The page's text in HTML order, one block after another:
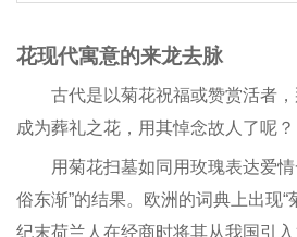
花现代寓意的来龙去脉
古代是以菊花祝福或赞赏活者
成为葬礼之花，用其悼念故人了呢？
用菊花扫墓如同用玫瑰表达爱
俗东渐”的结果。欧洲的词典上出现“
纪末荷兰人在经商时将其从我国引